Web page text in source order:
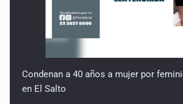
Condenan a 40 años a mujer por
en El Salto